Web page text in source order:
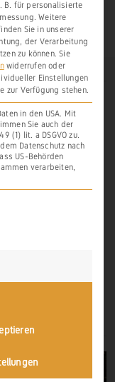
B. für personalisierte
Weitere
Sie in unserer
der Verarbeitung
zu können. Sie
widerrufen oder
Einstellungen
zur Verfügung stehen.
in den USA. Mit
Sie auch der
(1) lit. a DSGVO zu.
Datenschutz nach
US-Behörden
verarbeiten,
Gruppen, für